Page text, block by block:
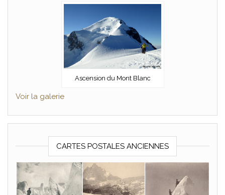
Ascension du Mont Blanc
Voir la galerie
CARTES POSTALES ANCIENNES